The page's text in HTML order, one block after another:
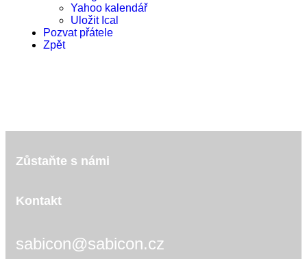
Yahoo kalendář
Uložit Ical
Pozvat přátele
Zpět
Zůstaňte s námi
Kontakt
sabicon@sabicon.cz